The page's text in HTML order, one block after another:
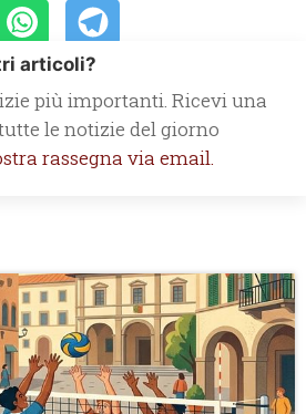
articoli?
più importanti. Ricevi una
le notizie del giorno
rassegna via email.